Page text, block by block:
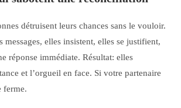
détruisent leurs chances sans le vouloir.
messages, elles insistent, elles se justifient,
réponse immédiate. Résultat: elles
et l’orgueil en face. Si votre partenaire
ferme.